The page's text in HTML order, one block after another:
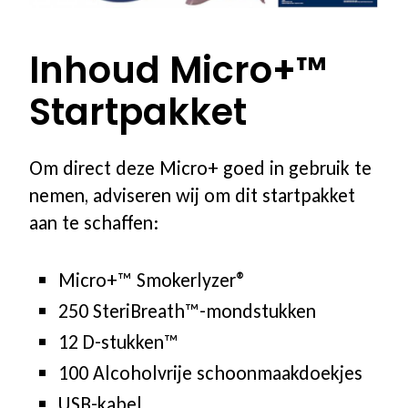
Software & Firmware
🛒
Account
Winkelwagen
Afrekenen
Inhoud Micro+™
Startpakket
Om direct deze Micro+ goed in gebruik te
nemen, adviseren wij om dit startpakket
aan te schaffen:
Micro+™ Smokerlyzer®
250 SteriBreath™-mondstukken
12 D-stukken™
100 Alcoholvrije schoonmaakdoekjes